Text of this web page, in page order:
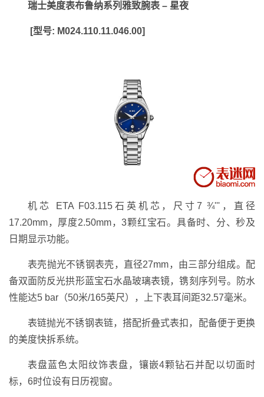
瑞士美度表布鲁纳系列雅致腕表 – 星夜
[型号: M024.110.11.046.00]
机芯 ETA F03.115石英机芯，尺寸7 ¾'''，直径
17.20mm，厚度2.50mm，3颗红宝石。具备时、分、秒及
日期显示功能。
表壳抛光不锈钢表壳，直径27mm，由三部分组成。配
备双面防反光拱形蓝宝石水晶玻璃表镜，镌刻序列号。防水
性能达5 bar（50米/165英尺），上下表耳间距32.57毫米。
表链抛光不锈钢表链，搭配折叠式表扣，配备便于更换
的美度快拆系统。
表盘蓝色太阳纹饰表盘，镶嵌4颗钻石并配以切面时
标，6时位设有日历视窗。